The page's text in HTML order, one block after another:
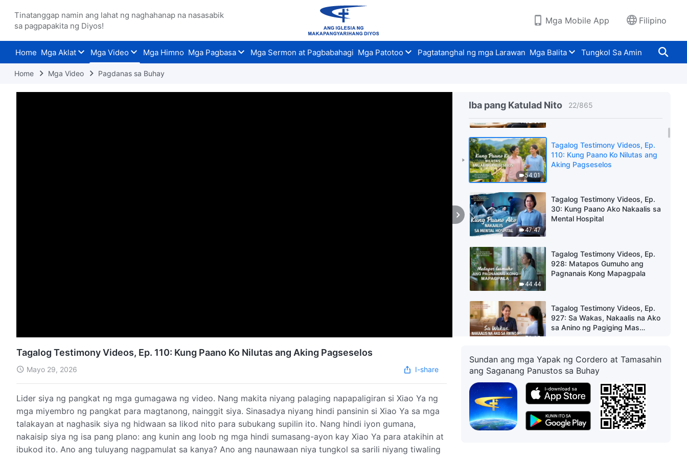
Tinatanggap namin ang lahat ng naghahanap na nasasabik
sa pagpapakita ng Diyos!
Mga Mobile App Filipino
Home Mga Aklat Mga Video Mga Himno Mga Pagbasa Mga Sermon at Pagbabahagi Mga Patotoo Pagtatanghal ng mga Larawan Mga Balita Tungkol Sa Amin
Home Mga Video Pagdanas sa Buhay
Iba pang Katulad Nito 22/865
Nagsusulat ng Ebalwasyon
1:02:59
253: Nakita Kong Hindi
Kailanman Umalis ang Pag-ibig
ng Diyos
54:01
Tagalog Testimony Videos, Ep.
110: Kung Paano Ko Nilutas ang
Aking Pagseselos
47:47
Tagalog Testimony Videos, Ep.
30: Kung Paano Ako Nakaalis sa
Mental Hospital
44:44
Tagalog Testimony Videos, Ep.
928: Matapos Gumuho ang
Pagnanais Kong Mapagpala
51:10
Tagalog Testimony Videos, Ep.
927: Sa Wakas, Nakaalis na Ako
sa Anino ng Pagiging Mas
34:12
Tagalog Testimony Videos, Ep.
929: Isang Pagpili sa Isang
Mapanganib na Kapaligiran
Tagalog Testimony Videos, Ep.
925: Ang Pag-aasawa ay Hindi
Tagalog Testimony Videos, Ep. 110: Kung Paano Ko Nilutas ang Aking Pagseselos
Mayo 29, 2026 I-share
Lider siya ng pangkat ng mga gumagawa ng video. Nang makita niyang palaging napapaligiran si Xiao Ya ng
mga miyembro ng pangkat para magtanong, nainggit siya. Sinasadya niyang hindi pansinin si Xiao Ya sa mga
talakayan at naghasik siya ng hidwaan sa likod nito para subukang supilin ito. Nang hindi iyon gumana,
nakaisip siya ng isa pang plano: ang kunin ang loob ng mga hindi sumasang-ayon kay Xiao Ya para atakihin at
ibukod ito. Ano ang tuluyang nagpamulat sa kanya? Ano ang naunawaan niya tungkol sa sarili niyang tiwaling
Sundan ang mga Yapak ng Cordero at Tamasahin
ang Saganang Panustos sa Buhay